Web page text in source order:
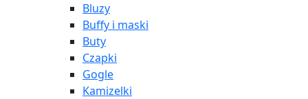
Bluzy
Buffy i maski
Buty
Czapki
Gogle
Kamizelki